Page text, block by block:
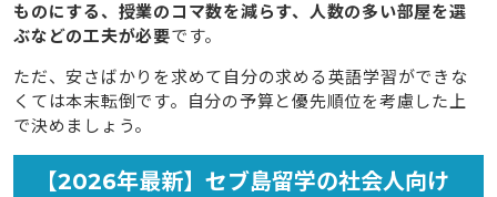
ものにする、授業のコマ数を減らす、人数の多い部屋を選
ぶなどの工夫が必要です。
ただ、安さばかりを求めて自分の求める英語学習ができな
くては本末転倒です。自分の予算と優先順位を考慮した上
で決めましょう。
【2026年最新】セブ島留学の社会人向け